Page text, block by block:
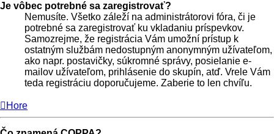
Je vôbec potrebné sa zaregistrovať?
Nemusíte. Všetko záleží na administrátorovi fóra, či je
potrebné sa zaregistrovať ku vkladaniu príspevkov.
Samozrejme, že registrácia Vám umožní prístup k
ostatným službám nedostupným anonymným užívateľom,
ako napr. postavičky, súkromné správy, posielanie e-
mailov užívateľom, prihlásenie do skupín, atď. Vrele Vám
teda registráciu doporučujeme. Zaberie to len chvíľu.
Hore